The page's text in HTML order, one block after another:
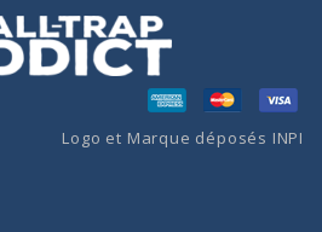
Logo et Marque déposés INPI